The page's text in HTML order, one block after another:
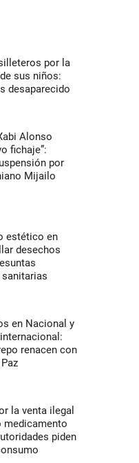
por la
sus niños:
desaparecido
Alonso
fichaje”:
por
Mijailo
estético en
desechos
en Nacional y
renacen con
la venta ilegal
medicamento
piden